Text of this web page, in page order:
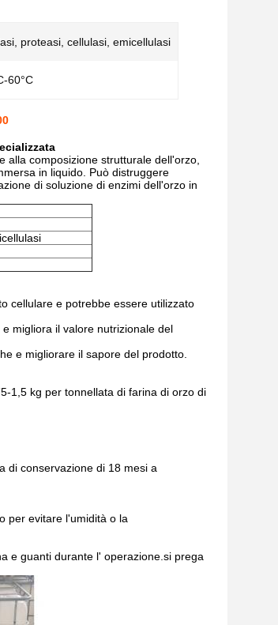
proteasi, cellulasi, emicellulasi
60°C
alla composizione strutturale dell'orzo,
in liquido. Può distruggere
di soluzione di enzimi dell'orzo in
cellulare e potrebbe essere utilizzato
migliora il valore nutrizionale del
e migliorare il sapore del prodotto.
1,5 kg per tonnellata di farina di orzo di
di conservazione di 18 mesi a
per evitare l'umidità o la
e guanti durante l' operazione.si prega